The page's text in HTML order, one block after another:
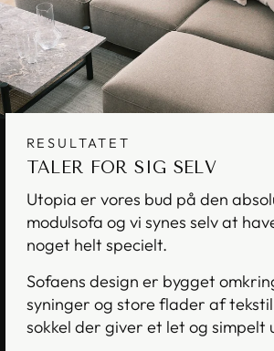
RESULTATET
TALER FOR SIG SELV
Utopia er vores bud på den
modulsofa og vi synes selv at
noget helt specielt.
Sofaens design er bygget
syninger og store flader af
sokkel der giver et let og simpelt